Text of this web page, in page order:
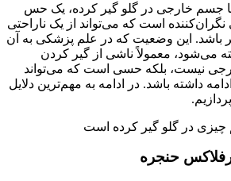
جسم خارجی در گلو گیر کرده، یک حس
نگران‌کننده است که می‌تواند از یک ناراحتی
باشد. این وضعیت که در علم پزشکی به آن
می‌شود، معمولاً ناشی از گیر کردن
نیست، بلکه حسی است که می‌تواند
داشته باشد. در ادامه به مهم‌ترین دلایل